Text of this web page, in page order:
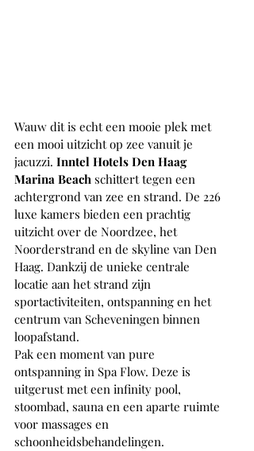
Wauw dit is echt een mooie plek met
een mooi uitzicht op zee vanuit je
jacuzzi. Inntel Hotels Den Haag
Marina Beach schittert tegen een
achtergrond van zee en strand. De 226
luxe kamers bieden een prachtig
uitzicht over de Noordzee, het
Noorderstrand en de skyline van Den
Haag. Dankzij de unieke centrale
locatie aan het strand zijn
sportactiviteiten, ontspanning en het
centrum van Scheveningen binnen
loopafstand.
Pak een moment van pure
ontspanning in Spa Flow. Deze is
uitgerust met een infinity pool,
stoombad, sauna en een aparte ruimte
voor massages en
schoonheidsbehandelingen.